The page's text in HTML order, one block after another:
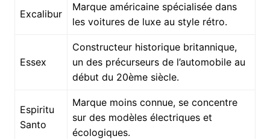
Excalibur
Marque américaine spécialisée dans
les voitures de luxe au style rétro.
Essex
Constructeur historique britannique,
un des précurseurs de l’automobile au
début du 20ème siècle.
Espiritu
Santo
Marque moins connue, se concentre
sur des modèles électriques et
écologiques.